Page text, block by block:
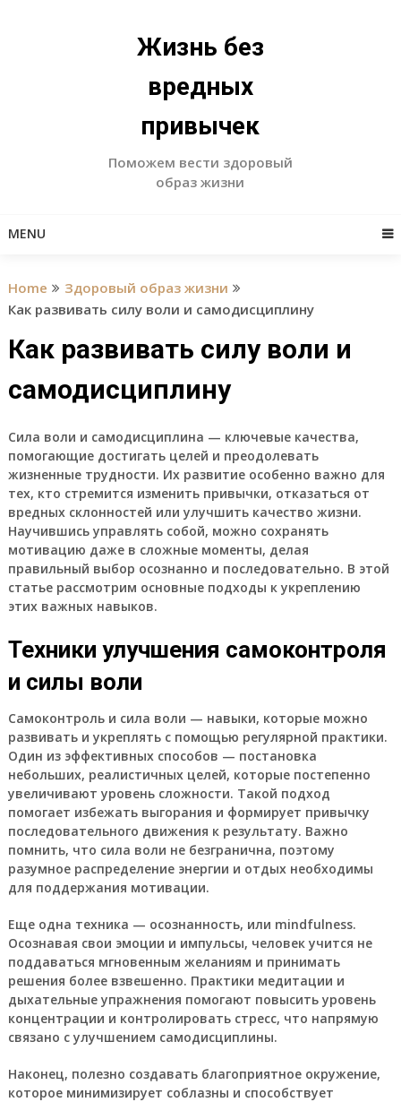
Жизнь без
вредных
привычек
Поможем вести здоровый
образ жизни
MENU
Home
Здоровый образ жизни
Как развивать силу воли и самодисциплину
Как развивать силу воли и
самодисциплину
Сила воли и самодисциплина — ключевые качества,
помогающие достигать целей и преодолевать
жизненные трудности. Их развитие особенно важно для
тех, кто стремится изменить привычки, отказаться от
вредных склонностей или улучшить качество жизни.
Научившись управлять собой, можно сохранять
мотивацию даже в сложные моменты, делая
правильный выбор осознанно и последовательно. В этой
статье рассмотрим основные подходы к укреплению
этих важных навыков.
Техники улучшения самоконтроля
и силы воли
Самоконтроль и сила воли — навыки, которые можно
развивать и укреплять с помощью регулярной практики.
Один из эффективных способов — постановка
небольших, реалистичных целей, которые постепенно
увеличивают уровень сложности. Такой подход
помогает избежать выгорания и формирует привычку
последовательного движения к результату. Важно
помнить, что сила воли не безгранична, поэтому
разумное распределение энергии и отдых необходимы
для поддержания мотивации.
Еще одна техника — осознанность, или mindfulness.
Осознавая свои эмоции и импульсы, человек учится не
поддаваться мгновенным желаниям и принимать
решения более взвешенно. Практики медитации и
дыхательные упражнения помогают повысить уровень
концентрации и контролировать стресс, что напрямую
связано с улучшением самодисциплины.
Наконец, полезно создавать благоприятное окружение,
которое минимизирует соблазны и способствует